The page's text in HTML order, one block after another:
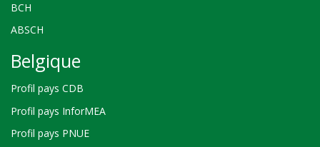
BCH
ABSCH
Belgique
Profil pays CDB
Profil pays InforMEA
Profil pays PNUE